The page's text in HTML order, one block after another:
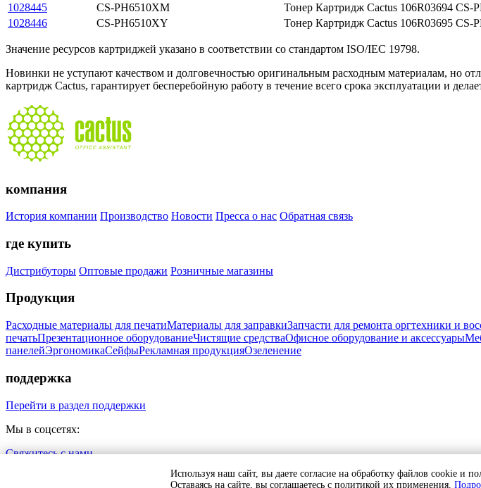
1028445
CS-PH6510XM
Тонер Картридж Cactus 106R03694 CS-
1028446
CS-PH6510XY Тонер Картридж Cactus 106R03695 CS-
Значение ресурсов картриджей указано в соответствии со стандартом ISO/IEC 19798.
Новинки не уступают качеством и долговечностью оригинальным расходным материалам, но
картридж Cactus, гарантирует бесперебойную работу в течение всего срока эксплуатации и
компания
История компании Производство Новости Пресса о нас Обратная связь
где купить
Дистрибуторы Оптовые продажи Розничные магазины
Продукция
Расходные материалы для печатиМатериалы для заправкиЗапчасти для ремонта оргтехники и
печатьПрезентационное оборудованиеЧистящие средстваОфисное оборудование и аксессуары
панелейЭргономикаСейфыРекламная продукцияОзеленение
поддержка
Перейти в раздел поддержки
Мы в соцсетях:
Свяжитесь с нами
Используя наш сайт, вы даете согласие на обработку файлов cookie и
Оставаясь на сайте, вы соглашаетесь с политикой их применения.